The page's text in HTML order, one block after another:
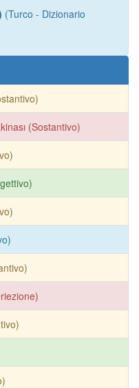
(Turco - Dizionario
(Sostantivo)